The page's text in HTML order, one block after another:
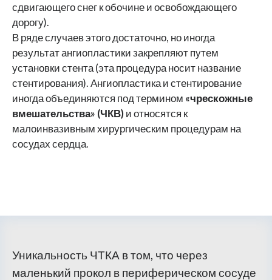
сдвигающего снег к обочине и освобождающего
дорогу).
В ряде случаев этого достаточно, но иногда
результат ангиопластики закрепляют путем
установки стента (эта процедура носит название
стентирования). Ангиопластика и стентирование
иногда объединяются под термином «чрескожные
вмешательства» (ЧКВ) и относятся к
малоинвазивным хирургическим процедурам на
сосудах сердца.
Уникальность ЧТКА в том, что через
маленький прокол в периферическом сосуде